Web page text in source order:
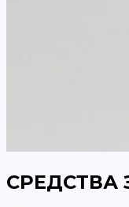
СРЕДСТВА